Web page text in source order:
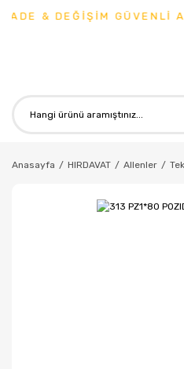
& DEĞİŞİM GÜVENLİ
Anasayfa HIRDAVAT Allenler Tek